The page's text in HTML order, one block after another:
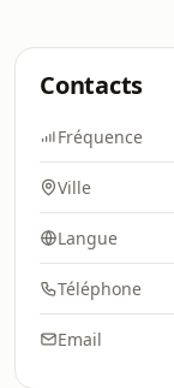
Contacts
Fréquence
Ville
Langue
Téléphone
Email